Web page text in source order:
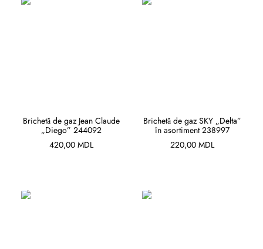
ADAUGĂ ÎN COȘ
Brichetă de gaz Jean Claude
„Diego” 244092
420,00 MDL
ADAUGĂ ÎN COȘ
Brichetă de gaz SKY „Delta”
în asortiment 238997
220,00 MDL